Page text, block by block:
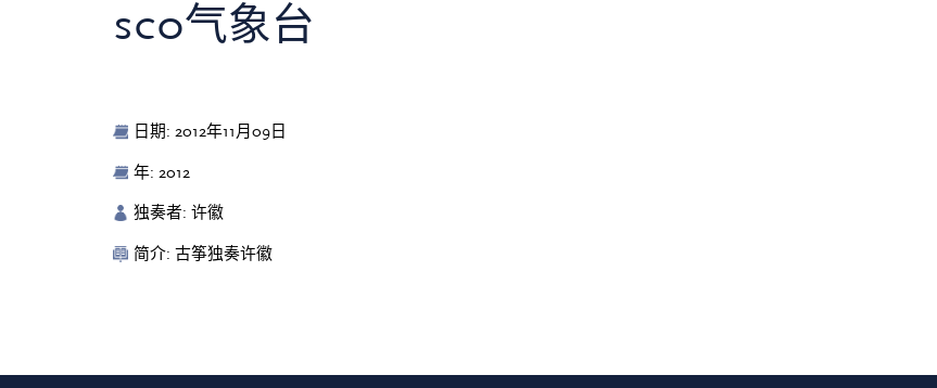
sco气象台
日期: 2012年11月09日
年: 2012
独奏者: 许徽
简介: 古筝独奏许徽